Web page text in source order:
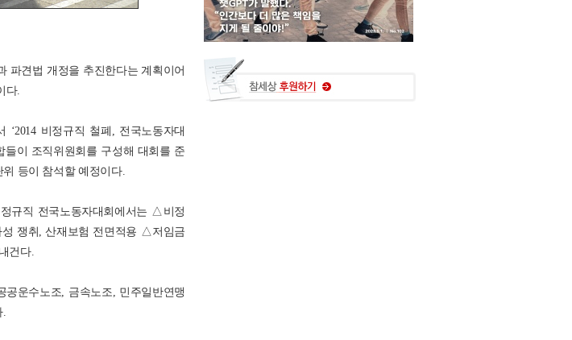
파견법 개정을 추진한다는 계획이어
다.
비정규직 철폐, 전국노동자대
들이 조직위원회를 구성해 대회를 준
등이 참석할 예정이다.
규직 전국노동자대회에서는 △비정
쟁취, 산재보험 전면적용 △저임금
건다.
운수노조, 금속노조, 민주일반연맹